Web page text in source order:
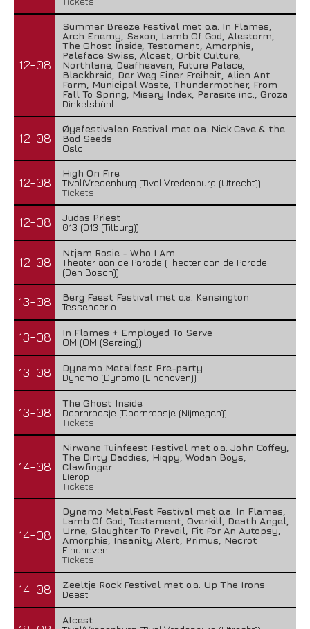
12-08
Summer Breeze Festival met o.a. In Flames,
Arch Enemy, Saxon, Lamb Of God, Alestorm,
The Ghost Inside, Testament, Amorphis,
Paleface Swiss, Alcest, Orbit Culture,
Northlane, Deafheaven, Future Palace,
Blackbraid, Der Weg Einer Freiheit, Alien Ant
Farm, Municipal Waste, Thundermother, From
Fall To Spring, Misery Index, Parasite inc., Groza
Dinkelsbühl
12-08
Øyafestivalen Festival met o.a. Nick Cave & the
Bad Seeds
Oslo
12-08
High On Fire
TivoliVredenburg (TivoliVredenburg (Utrecht))
Tickets
12-08
Judas Priest
013 (013 (Tilburg))
12-08
Ntjam Rosie - Who I Am
Theater aan de Parade (Theater aan de Parade
(Den Bosch))
13-08
Berg Feest Festival met o.a. Kensington
Tessenderlo
13-08
In Flames + Employed To Serve
OM (OM (Seraing))
13-08
Dynamo Metalfest Pre-party
Dynamo (Dynamo (Eindhoven))
13-08
The Ghost Inside
Doornroosje (Doornroosje (Nijmegen))
Tickets
14-08
Nirwana Tuinfeest Festival met o.a. John Coffey,
The Dirty Daddies, Hiqpy, Wodan Boys,
Clawfinger
Lierop
Tickets
14-08
Dynamo MetalFest Festival met o.a. In Flames,
Lamb Of God, Testament, Overkill, Death Angel,
Urne, Slaughter To Prevail, Fit For An Autopsy,
Amorphis, Insanity Alert, Primus, Necrot
Eindhoven
Tickets
14-08
Zeeltje Rock Festival met o.a. Up The Irons
Deest
Alcest